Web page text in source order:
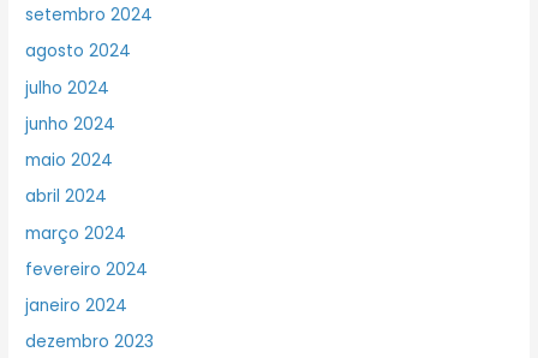
setembro 2024
agosto 2024
julho 2024
junho 2024
maio 2024
abril 2024
março 2024
fevereiro 2024
janeiro 2024
dezembro 2023